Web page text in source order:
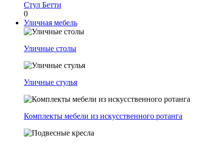
Стул Бетти
0
Уличная мебель
Уличные столы
Уличные стулья
Комплекты мебели из искусственного ротанга